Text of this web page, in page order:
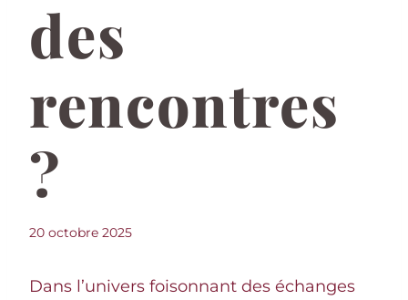
des
rencontres
?
20 octobre 2025
Dans l’univers foisonnant des échanges